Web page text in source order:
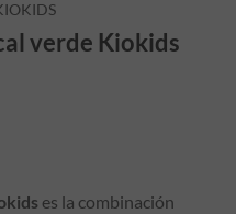
verde Kiokids
es la combinación